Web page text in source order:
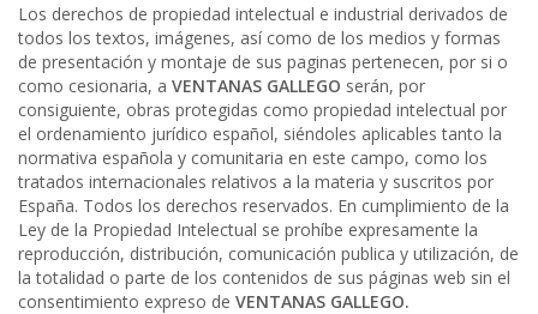
Los derechos de propiedad intelectual e industrial derivados de
todos los textos, imágenes, así como de los medios y formas
de presentación y montaje de sus paginas pertenecen, por si o
como cesionaria, a VENTANAS GALLEGO serán, por
consiguiente, obras protegidas como propiedad intelectual por
el ordenamiento jurídico español, siéndoles aplicables tanto la
normativa española y comunitaria en este campo, como los
tratados internacionales relativos a la materia y suscritos por
España. Todos los derechos reservados. En cumplimiento de la
Ley de la Propiedad Intelectual se prohíbe expresamente la
reproducción, distribución, comunicación publica y utilización, de
la totalidad o parte de los contenidos de sus páginas web sin el
consentimiento expreso de VENTANAS GALLEGO.